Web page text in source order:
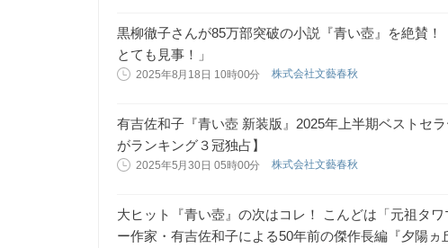
黒柳徹子さんが85万部突破の小説『青い壺』を絶賛！
とても見事！」
2025年8月18日 10時00分 株式会社文藝春秋
有吉佐和子『青い壺 新装版』2025年上半期ベストセ
がランキング３冠独占】
2025年5月30日 05時00分 株式会社文藝春秋
大ヒット『青い壺』の次はコレ！ こんどは「元祖タ
ー作家・有吉佐和子による50年前の傑作長編『夕陽ヵ